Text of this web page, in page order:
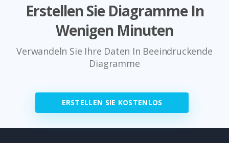
Erstellen Sie Diagramme In
Wenigen Minuten
Verwandeln Sie Ihre Daten In Beeindruckende
Diagramme
ERSTELLEN SIE KOSTENLOS